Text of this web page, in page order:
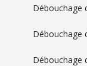
Débouchage
Débouchage
Débouchage